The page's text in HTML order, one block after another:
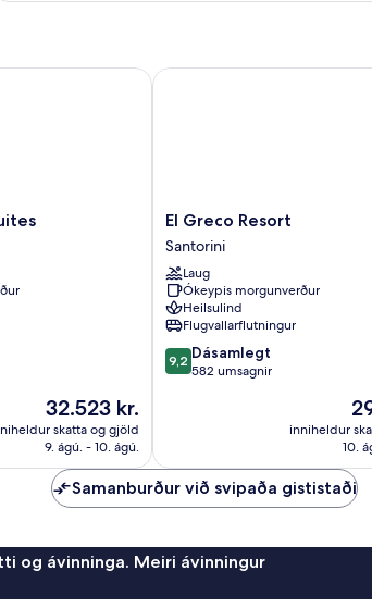
Verðið
er
32.523 kr.
32.523 kr.
skatta og gjöld
9. ágú. - 10. ágú.
El
Greco
Resort
Santorini
El Greco Resort
Santorini
Laug
Ókeypis morgunverður
Heilsulind
Flugvallarflutningur
9.2
af
9,2 Dásamlegt
582 umsagnir
er
inniheldur
10.
El Greco Resort
Samanburður við svipaða gististaði
og ávinninga. Meiri ávinningur